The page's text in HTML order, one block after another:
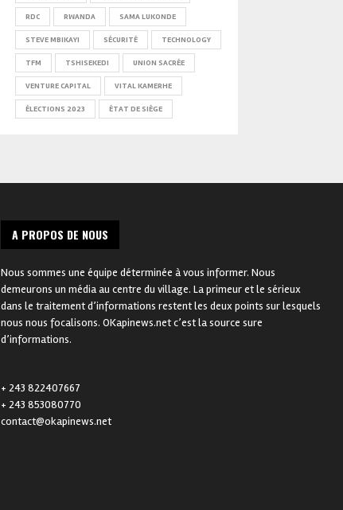
RDC RWANDA SAMA LUKONDE
STEVE MBIKAYI SÉCURITÉ TECHNOLOGY
TFM TSHISEKEDI UNION SACRÉE
VENTURE CAPITAL VITAL KAMERHE
ÉLECTIONS 2023 ÉTAT DE SIÈGE
A PROPOS DE NOUS
Nous sommes une équipe déterminée à vous informer. Nous
demeurons un média au centre du village. La primeur et le sérieux
dans le traitement d’informations restent les deux points sur lesquels
nous nous focalisons. OKapinews.net c’est la source sure
d’informations.
+ 243 822407667
+ 243 853080770
contact@okapinews.net